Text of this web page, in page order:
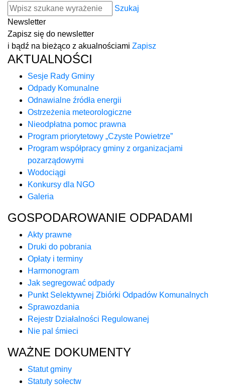
Szukaj
Newsletter
Zapisz się do newsletter
i bądź na bieżąco z akualnościami Zapisz
AKTUALNOŚCI
Sesje Rady Gminy
Odpady Komunalne
Odnawialne źródła energii
Ostrzeżenia meteorologiczne
Nieodpłatna pomoc prawna
Program priorytetowy „Czyste Powietrze”
Program współpracy gminy z organizacjami
pozarządowymi
Wodociągi
Konkursy dla NGO
Galeria
GOSPODAROWANIE ODPADAMI
Akty prawne
Druki do pobrania
Opłaty i terminy
Harmonogram
Jak segregować odpady
Punkt Selektywnej Zbiórki Odpadów Komunalnych
Sprawozdania
Rejestr Działalności Regulowanej
Nie pal śmieci
WAŻNE DOKUMENTY
Statut gminy
Statuty sołectw